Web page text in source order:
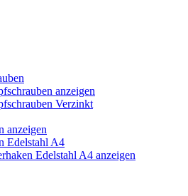
anzeigen
Verzinkt
anzeigen
Edelstahl A4
Edelstahl A4 anzeigen